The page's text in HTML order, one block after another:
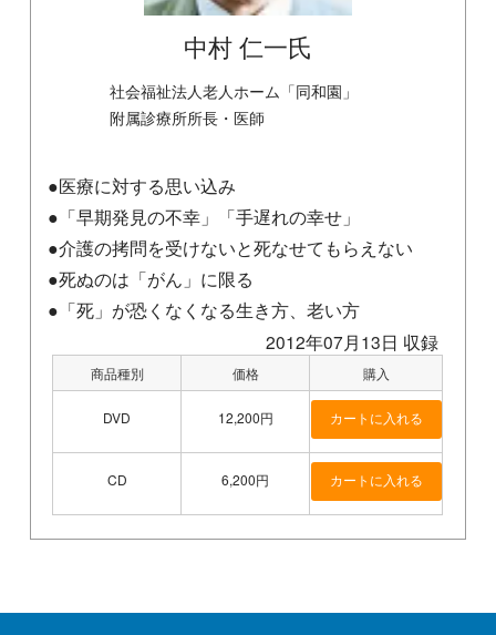
中村 仁一氏
社会福祉法人老人ホーム「同和園」
附属診療所所長・医師
●医療に対する思い込み
●「早期発見の不幸」「手遅れの幸せ」
●介護の拷問を受けないと死なせてもらえない
●死ぬのは「がん」に限る
●「死」が恐くなくなる生き方、老い方
2012年07月13日 収録
商品種別 価格 購入
DVD 12,200円
CD 6,200円